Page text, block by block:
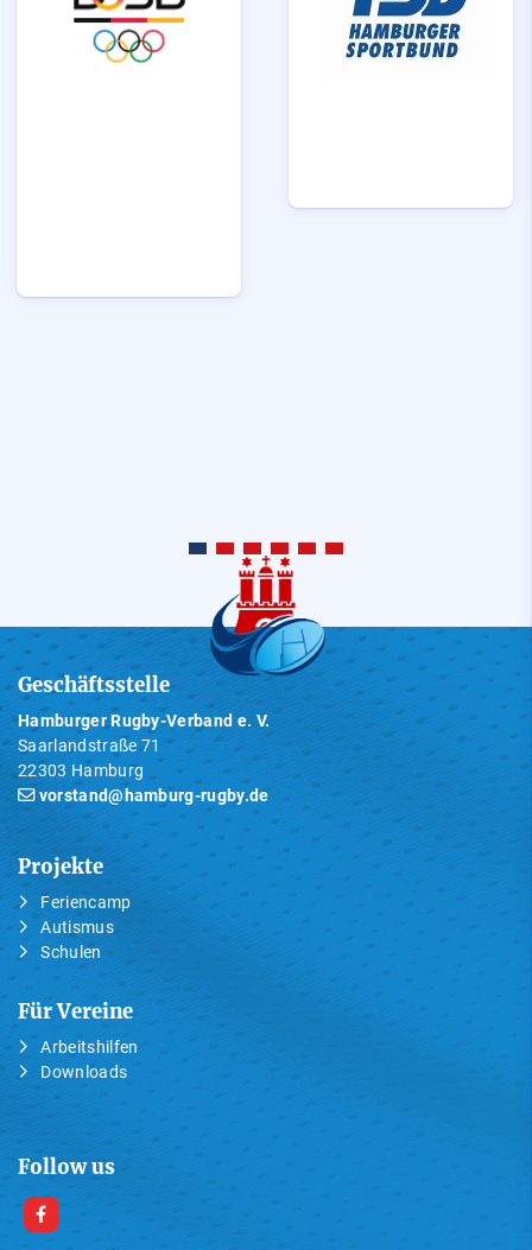
Geschäftsstelle
Hamburger Rugby-Verband e. V.
Saarlandstraße 71
22303 Hamburg
vorstand@hamburg-rugby.de
Projekte
Feriencamp
Autismus
Schulen
Für Vereine
Arbeitshilfen
Downloads
Follow us